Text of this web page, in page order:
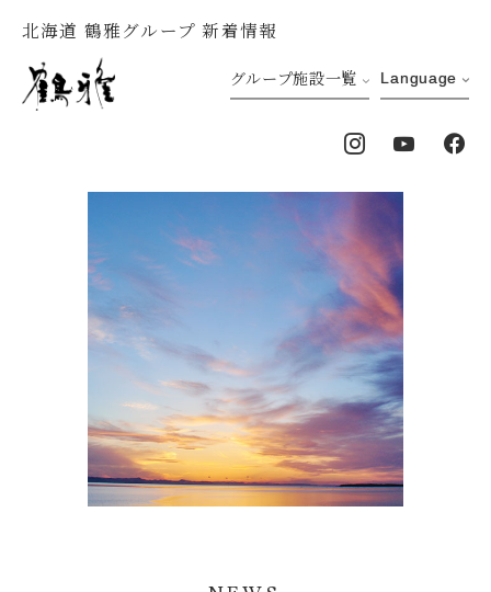
北海道 鶴雅グループ 新着情報
グループ施設一覧 Language